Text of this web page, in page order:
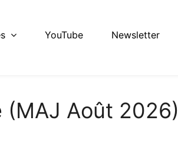
YouTube Newsletter
(MAJ Août 2026)